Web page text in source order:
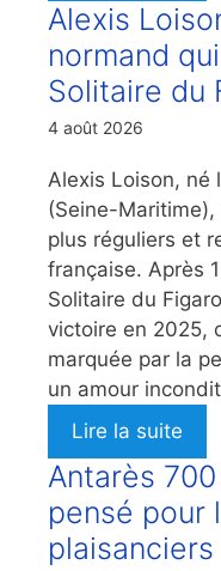
Alexis
normand
Solitaire du
4 août 2026
Alexis Loison, né
(Seine-Maritime),
plus réguliers et
française. Après
Solitaire du
victoire en 2025,
marquée par la
un amour
Lire la suite
Antarès
pensé pour
plaisanciers